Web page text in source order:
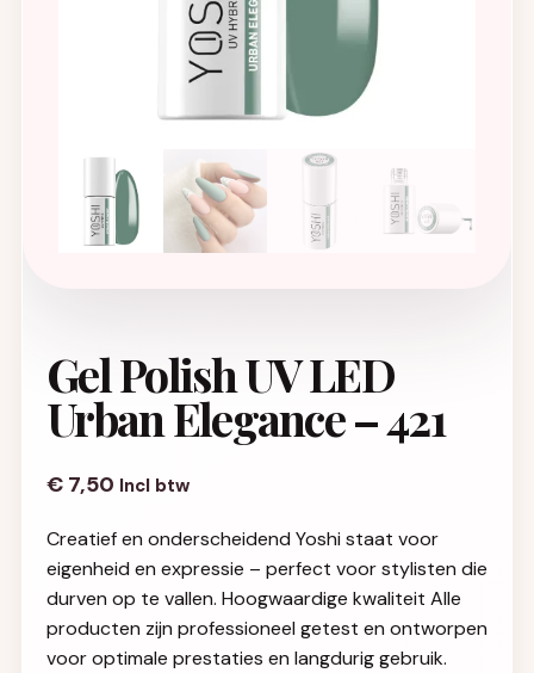
Gel Polish UV LED
Urban Elegance – 421
€ 7,50 Incl btw
Creatief en onderscheidend Yoshi staat voor
eigenheid en expressie – perfect voor stylisten die
durven op te vallen. Hoogwaardige kwaliteit Alle
producten zijn professioneel getest en ontworpen
voor optimale prestaties en langdurig gebruik.